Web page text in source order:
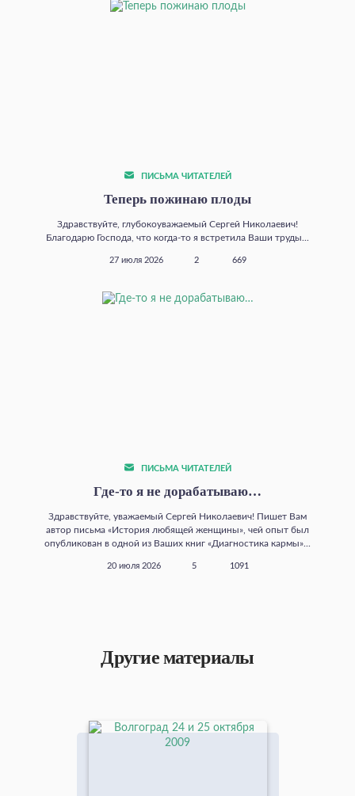
ПИСЬМА ЧИТАТЕЛЕЙ
Теперь пожинаю плоды
Здравствуйте, глубокоуважаемый Сергей Николаевич!
Благодарю Господа, что когда‑то я встретила Ваши труды...
27 июля 2026 2 669
ПИСЬМА ЧИТАТЕЛЕЙ
Где‑то я не дорабатываю…
Здравствуйте, уважаемый Сергей Николаевич! Пишет Вам
автор письма «История любящей женщины», чей опыт был
опубликован в одной из Ваших книг «Диагностика кармы»...
20 июля 2026 5 1091
Другие материалы